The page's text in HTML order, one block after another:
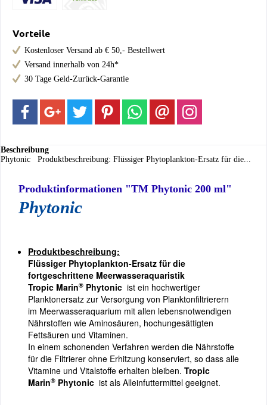
Vorteile
Kostenloser Versand ab € 50,- Bestellwert
Versand innerhalb von 24h*
30 Tage Geld-Zurück-Garantie
Beschreibung
Phytonic Produktbeschreibung: Flüssiger Phytoplankton-Ersatz für die...
Produktinformationen "TM Phytonic 200 ml"
Phytonic
Produktbeschreibung:
Flüssiger Phytoplankton-Ersatz für die
fortgeschrittene Meerwasseraquaristik
Tropic Marin® Phytonic ist ein hochwertiger
Planktonersatz zur Versorgung von Planktonfiltrierern
im Meerwasseraquarium mit allen lebensnotwendigen
Nährstoffen wie Aminosäuren, hochungesättigten
Fettsäuren und Vitaminen.
In einem schonenden Verfahren werden die Nährstoffe
für die Filtrierer ohne Erhitzung konserviert, so dass alle
Vitamine und Vitalstoffe erhalten bleiben. Tropic
Marin® Phytonic ist als Alleinfuttermittel geeignet.